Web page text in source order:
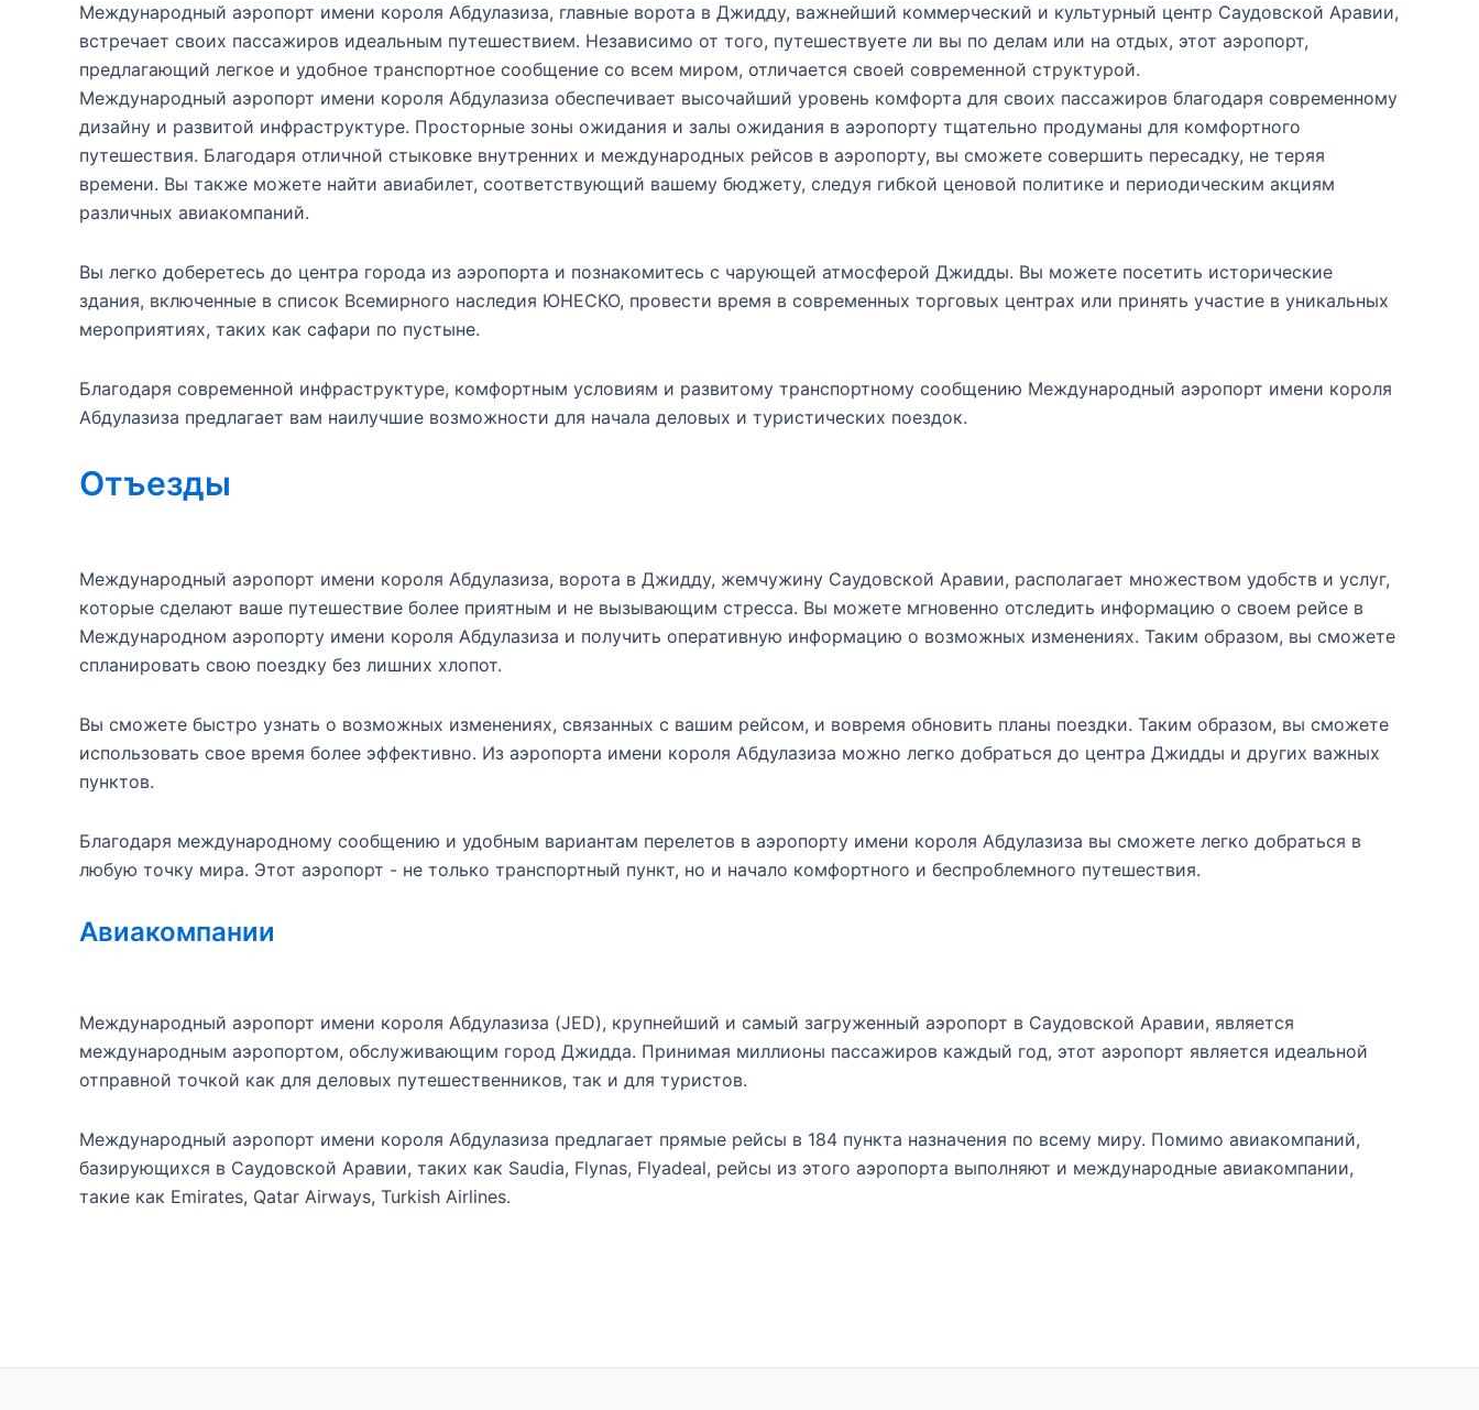
Международный аэропорт имени короля Абдулазиза, главные ворота в Джидду, важнейший коммерческий и культурный центр Саудовской Аравии,
встречает своих пассажиров идеальным путешествием. Независимо от того, путешествуете ли вы по делам или на отдых, этот аэропорт,
предлагающий легкое и удобное транспортное сообщение со всем миром, отличается своей современной структурой.
Международный аэропорт имени короля Абдулазиза обеспечивает высочайший уровень комфорта для своих пассажиров благодаря современному
дизайну и развитой инфраструктуре. Просторные зоны ожидания и залы ожидания в аэропорту тщательно продуманы для комфортного
путешествия. Благодаря отличной стыковке внутренних и международных рейсов в аэропорту, вы сможете совершить пересадку, не теряя
времени. Вы также можете найти авиабилет, соответствующий вашему бюджету, следуя гибкой ценовой политике и периодическим акциям
различных авиакомпаний.
Вы легко доберетесь до центра города из аэропорта и познакомитесь с чарующей атмосферой Джидды. Вы можете посетить исторические
здания, включенные в список Всемирного наследия ЮНЕСКО, провести время в современных торговых центрах или принять участие в уникальных
мероприятиях, таких как сафари по пустыне.
Благодаря современной инфраструктуре, комфортным условиям и развитому транспортному сообщению Международный аэропорт имени короля
Абдулазиза предлагает вам наилучшие возможности для начала деловых и туристических поездок.
Отъезды
Международный аэропорт имени короля Абдулазиза, ворота в Джидду, жемчужину Саудовской Аравии, располагает множеством удобств и услуг,
которые сделают ваше путешествие более приятным и не вызывающим стресса. Вы можете мгновенно отследить информацию о своем рейсе в
Международном аэропорту имени короля Абдулазиза и получить оперативную информацию о возможных изменениях. Таким образом, вы сможете
спланировать свою поездку без лишних хлопот.
Вы сможете быстро узнать о возможных изменениях, связанных с вашим рейсом, и вовремя обновить планы поездки. Таким образом, вы сможете
использовать свое время более эффективно. Из аэропорта имени короля Абдулазиза можно легко добраться до центра Джидды и других важных
пунктов.
Благодаря международному сообщению и удобным вариантам перелетов в аэропорту имени короля Абдулазиза вы сможете легко добраться в
любую точку мира. Этот аэропорт - не только транспортный пункт, но и начало комфортного и беспроблемного путешествия.
Авиакомпании
Международный аэропорт имени короля Абдулазиза (JED), крупнейший и самый загруженный аэропорт в Саудовской Аравии, является
международным аэропортом, обслуживающим город Джидда. Принимая миллионы пассажиров каждый год, этот аэропорт является идеальной
отправной точкой как для деловых путешественников, так и для туристов.
Международный аэропорт имени короля Абдулазиза предлагает прямые рейсы в 184 пункта назначения по всему миру. Помимо авиакомпаний,
базирующихся в Саудовской Аравии, таких как Saudia, Flynas, Flyadeal, рейсы из этого аэропорта выполняют и международные авиакомпании,
такие как Emirates, Qatar Airways, Turkish Airlines.